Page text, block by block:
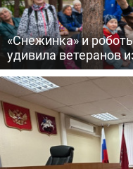
«Снежинка» и
удивила ветеранов